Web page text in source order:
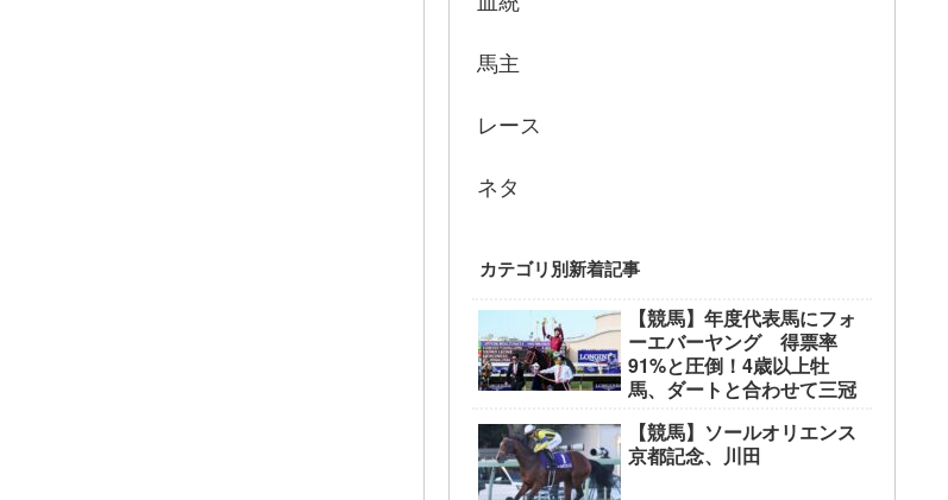
馬主
レース
ネタ
カテゴリ別新着記事
【競馬】年度代表馬にフォ
ーエバーヤング 得票率
91%と圧倒！4歳以上牡
馬、ダートと合わせて三冠
【競馬】ソールオリエンス
京都記念、川田